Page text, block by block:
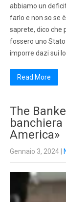
abbiamo un
farlo e non so se
saprete, dico che
fossero uno
imporre dazi sui
Read More
The
banchiera
America»
Gennaio 3, 2024